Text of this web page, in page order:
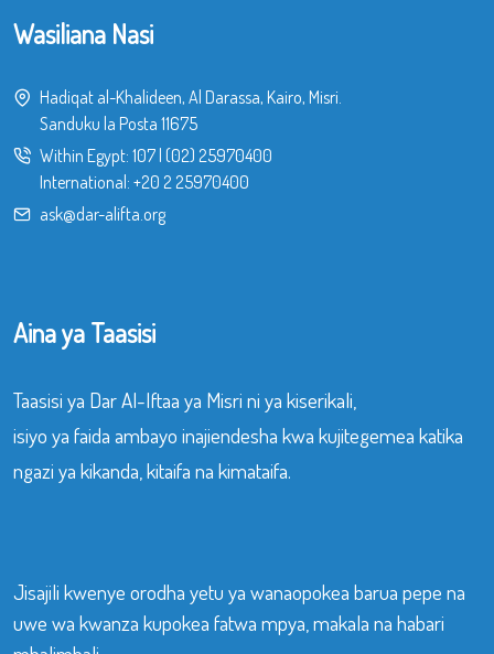
Wasiliana Nasi
Hadiqat al-Khalideen, Al Darassa, Kairo, Misri.
Sanduku la Posta 11675
Within Egypt: 107| (02) 25970400
International: +20 2 25970400
ask@dar-alifta.org
Aina ya Taasisi
Taasisi ya Dar Al-Iftaa ya Misri ni ya kiserikali,
isiyo ya faida ambayo inajiendesha kwa kujitegemea katika
ngazi ya kikanda, kitaifa na kimataifa.
Jisajili kwenye orodha yetu ya wanaopokea barua pepe na
uwe wa kwanza kupokea fatwa mpya, makala na habari